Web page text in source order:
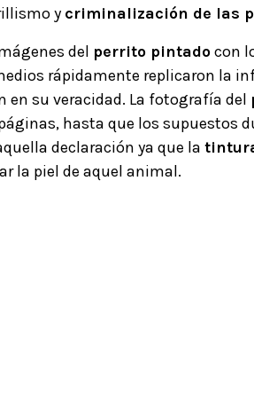
y criminalización de las
del perrito pintadocon
rápidamente replicaron la
en su veracidad. La fotografía del
hasta que los supuestos
declaración ya que la
la piel de aquel animal.